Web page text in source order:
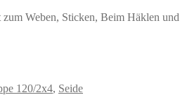
Weben, Sticken, Beim Häklen
120/2x4, Seide